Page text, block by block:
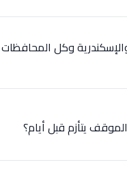
وكل المحافظات
يتأزم قبل أيام؟